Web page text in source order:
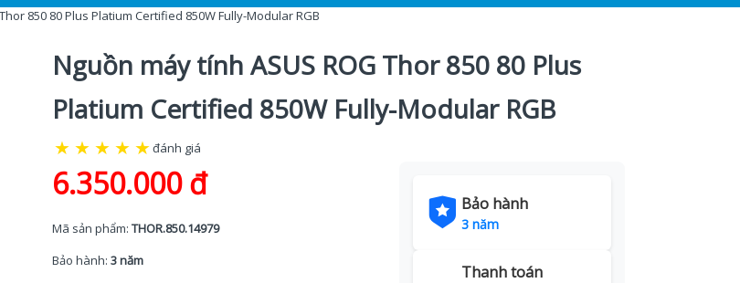
850 80 Plus Platium Certified 850W Fully-Modular RGB
Nguồn máy tính ASUS ROG Thor 850 80 Plus
Platium Certified 850W Fully-Modular RGB
★ ★ ★ ★ ★đánh giá
6.350.000 đ
Mã sản phẩm: THOR.850.14979
Bảo hành: 3 năm
Bảo hành
3 năm
Thanh toán